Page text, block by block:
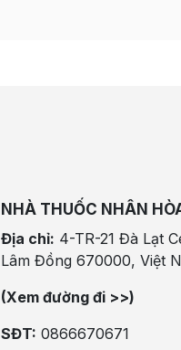
NHÀ THUỐC NHÂN
Địa chỉ: 4-TR-21 Đà Lạt
Lâm Đồng 670000, Việt
(Xem đường đi >>)
SĐT: 0866670671